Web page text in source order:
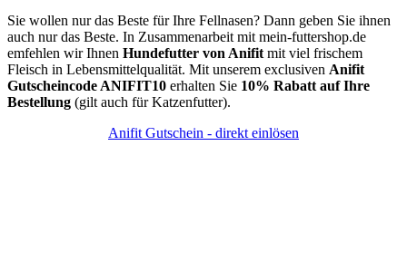
Sie wollen nur das Beste für Ihre Fellnasen? Dann geben Sie ihnen
auch nur das Beste. In Zusammenarbeit mit mein-futtershop.de
emfehlen wir Ihnen Hundefutter von Anifit mit viel frischem
Fleisch in Lebensmittelqualität. Mit unserem exclusiven Anifit
Gutscheincode ANIFIT10 erhalten Sie 10% Rabatt auf Ihre
Bestellung (gilt auch für Katzenfutter).
Anifit Gutschein - direkt einlösen